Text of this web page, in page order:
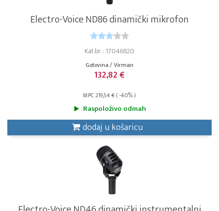
Electro-Voice ND86 dinamički mikrofon
Kat.br. : 17046820
Gotovina / Virman
132,82 €
MPC 219,54 € ( -40% )
Raspoloživo odmah
dodaj u košaricu